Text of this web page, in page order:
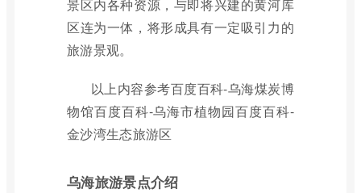
景区内各种资源，与即将兴建的黄河库
区连为一体，将形成具有一定吸引力的
旅游景观。
以上内容参考百度百科-乌海煤炭博
物馆百度百科-乌海市植物园百度百科-
金沙湾生态旅游区
乌海旅游景点介绍